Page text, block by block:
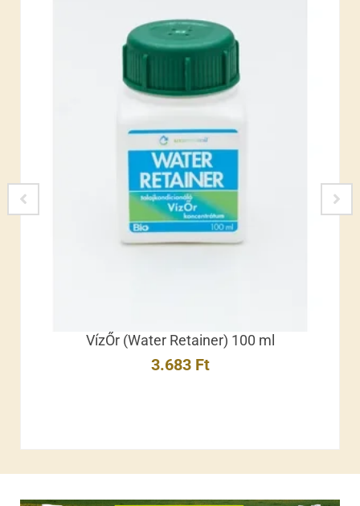
VízŐr (Water Retainer) 100 ml
3.683 Ft